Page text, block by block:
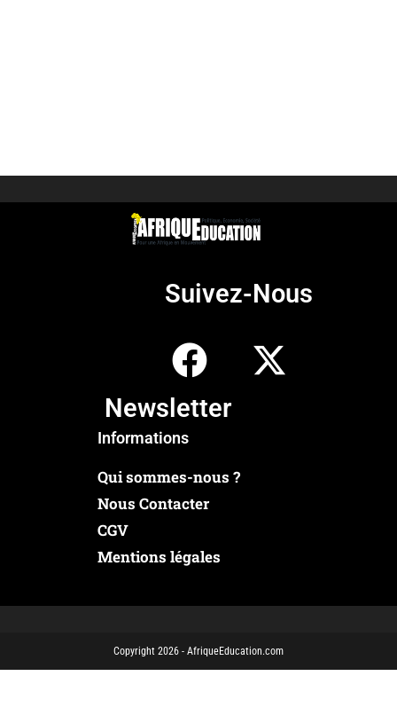
Suivez-Nous
Newsletter
Informations
Qui sommes-nous ?
Nous Contacter
CGV
Mentions légales
Copyright 2026 - AfriqueEducation.com